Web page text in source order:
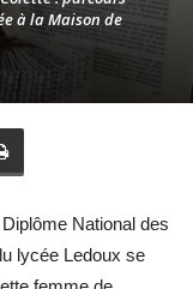
à la Maison de
National des
lycée Ledoux se